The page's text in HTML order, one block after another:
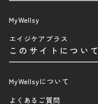
MyWellsy
エイジケアプラス
このサイトについて
MyWellsyについて
よくあるご質問